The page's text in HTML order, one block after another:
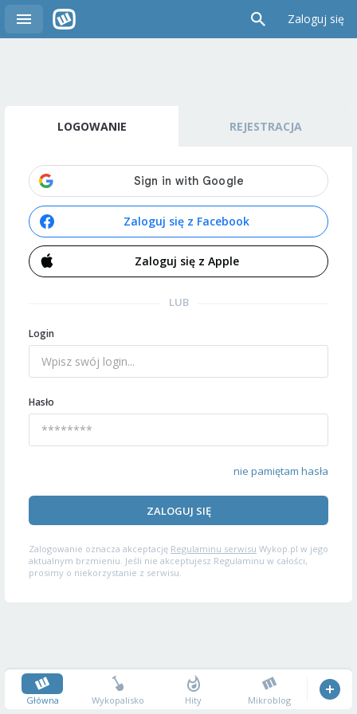
Zaloguj się
LOGOWANIE REJESTRACJA
Zaloguj się z Facebook
Zaloguj się z Apple
LUB
Login
Hasło
nie pamiętam hasła
ZALOGUJ SIĘ
Zalogowanie oznacza akceptację Regulaminu serwisu Wykop.pl w jego
aktualnym brzmieniu. Jeśli nie akceptujesz Regulaminu w całości,
prosimy o niekorzystanie z serwisu.
Główna Wykopalisko Hity Mikroblog